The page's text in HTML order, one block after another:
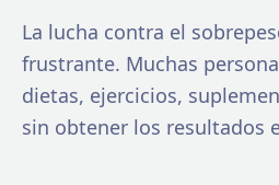
La lucha contra el
frustrante. Muchas
dietas, ejercicios,
sin obtener los resultados